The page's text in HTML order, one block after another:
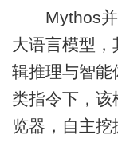
Mythos并
大语言模型，
辑推理与智能
类指令下，该
览器，自主挖